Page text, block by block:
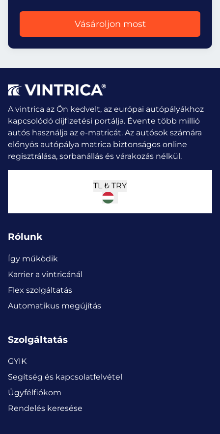
Vásároljon most
A vintrica az Ön kedvelt, az európai autópályákhoz
kapcsolódó díjfizetési portálja. Évente több millió
autós használja az e-matricát. Az autósok számára
előnyös autópálya matrica biztonságos online
regisztrálása, sorbanállás és várakozás nélkül.
TL ₺ TRY
Rólunk
Így működik
Karrier a vintricánál
Flex szolgáltatás
Automatikus megújítás
Szolgáltatás
GYIK
Segítség és kapcsolatfelvétel
Ügyfélfiókom
Rendelés keresése